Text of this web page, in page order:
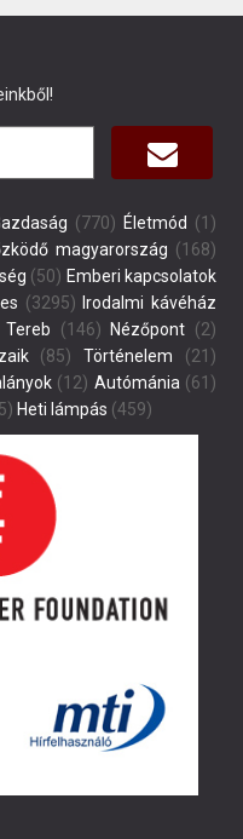
(770) Életmód (1)
magyarország (168)
(50) Emberi kapcsolatok
(3295) Irodalmi kávéház
Tereb (146) Nézőpont (2)
(85) Történelem (21)
(12) Autómánia (61)
Heti lámpás (459)